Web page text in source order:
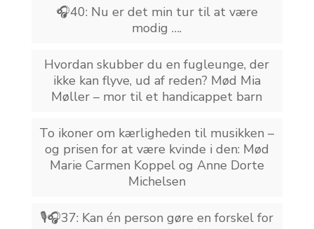
🎧40: Nu er det min tur til at være
modig ….
Hvordan skubber du en fugleunge, der
ikke kan flyve, ud af reden? Mød Mia
Møller – mor til et handicappet barn
To ikoner om kærligheden til musikken –
og prisen for at være kvinde i den: Mød
Marie Carmen Koppel og Anne Dorte
Michelsen
🎙️🎧37: Kan én person gøre en forskel for